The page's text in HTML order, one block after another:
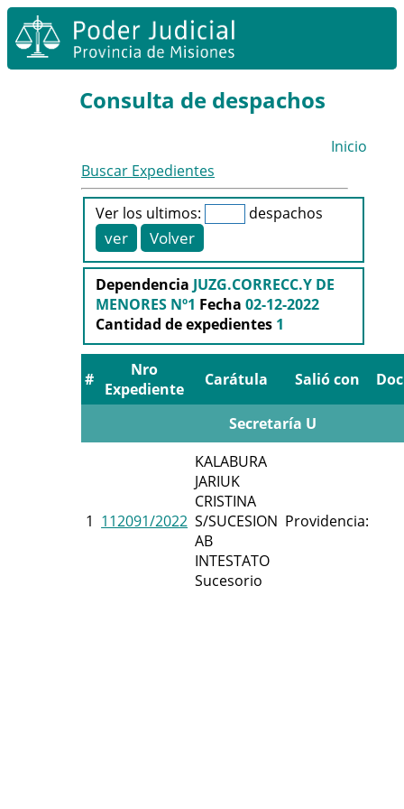
Consulta de despachos
Inicio
Buscar Expedientes
Ver los ultimos: despachos
Dependencia JUZG.CORRECC.Y DE
MENORES Nº1 Fecha02-12-2022
Cantidad de expedientes 1
#
Nro
Expediente
Carátula Salió con
Secretaría U
1 112091/2022
KALABURA
JARIUK
CRISTINA
S/SUCESION
AB
INTESTATO
Sucesorio
Providencia: